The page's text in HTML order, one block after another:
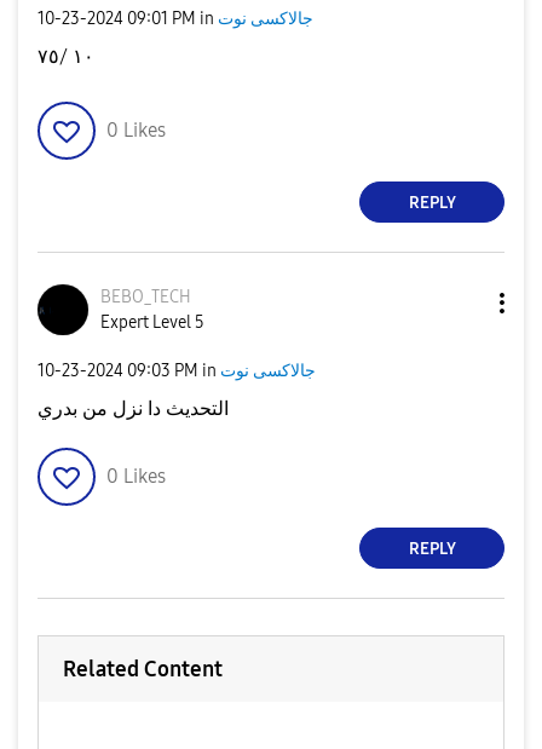
‎10-23-2024 09:01 PM in جالاكسى نوت
١٠ /٧٥
0 Likes
REPLY
BEBO_TECH
Expert Level 5
‎10-23-2024 09:03 PM in جالاكسى نوت
التحديث دا نزل من بدري
0 Likes
REPLY
Related Content